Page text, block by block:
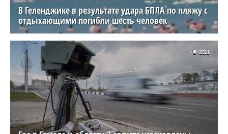
В Геленджике в результате удара БПЛА по пляжу с
отдыхающими погибли шесть человек
233